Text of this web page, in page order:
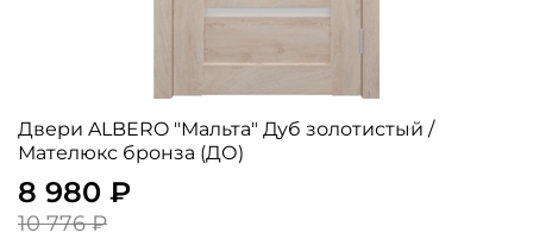
Двери ALBERO "Мальта" Дуб золотистый /
Мателюкс бронза (ДО)
8 980 ₽
10 776 ₽